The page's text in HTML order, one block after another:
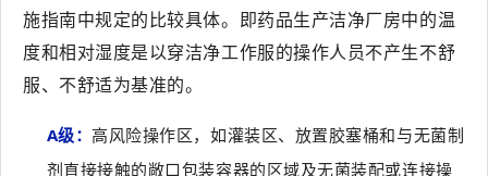
施指南中规定的比较具体。即药品生产洁净厂房中的温
度和相对湿度是以穿洁净工作服的操作人员不产生不舒
服、不舒适为基准的。
A级：高风险操作区，如灌装区、放置胶塞桶和与无菌制
剂直接接触的敞口包装容器的区域及无菌装配或连接操